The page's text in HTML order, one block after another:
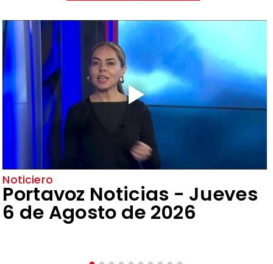
Noticiero
Portavoz Noticias - Jueves
6 de Agosto de 2026